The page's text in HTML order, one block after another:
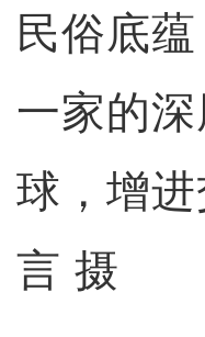
民俗底
一家的
球，增
言 摄